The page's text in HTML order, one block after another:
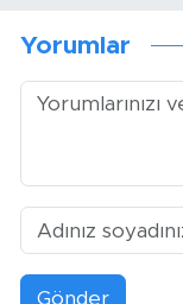
Yorumlar
Gönder